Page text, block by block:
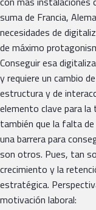
suma de Francia,
necesidades de
de máximo
Conseguir esa
y requiere un cambio
estructura y de
elemento clave para
también que la falta
una barrera para
son otros. Pues, tan
crecimiento y la
estratégica.
motivación laboral: